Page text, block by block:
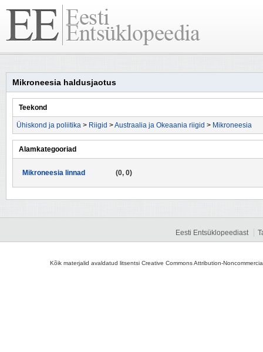
Mikroneesia haldusjaotus
Teekond
Ühiskond ja poliitika > Riigid >Austraalia ja Okeaania riigid > Mikroneesia
Alamkategooriad
(0, 0)
Mikroneesia linnad
Eesti Entsüklopeediast
Kõik materjalid avaldatud litsentsi Creative Commons Attribution-